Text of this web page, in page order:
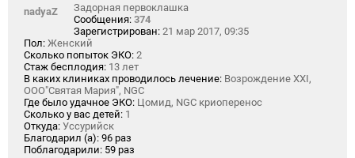
nadyaZ
Задорная первоклашка
Сообщения: 374
Зарегистрирован: 21 мар 2017, 09:35
Пол: Женский
Сколько попыток ЭКО: 2
Стаж бесплодия: 13 лет
В каких клиниках проводилось лечение: Возрождение ХХI,
ООО"Святая Мария", NGC
Где было удачное ЭКО: Цомид, NGC криоперенос
Сколько у вас детей: 1
Откуда: Уссурийск
Благодарил (а): 96 раз
Поблагодарили: 59 раз